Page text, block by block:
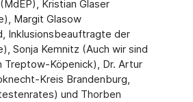
Kristian Glaser
Margit Glasow
Inklusionsbeauftragte der
Sonja Kemnitz (Auch wir sind
Treptow-Köpenick), Dr. Artur
Kreis Brandenburg,
und Thorben